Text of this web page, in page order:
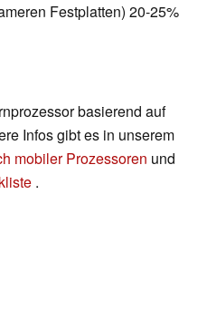
Festplatten) 20-25%
basierend auf
Infos gibt es in unserem
mobiler Prozessoren und
.